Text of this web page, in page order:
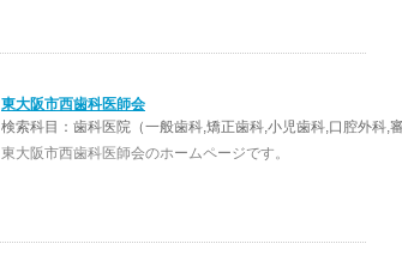
東大阪市西歯科医師会
検索科目：歯科医院（一般歯科,矯正歯科,小児歯科,口腔外科,審
東大阪市西歯科医師会のホームページです。